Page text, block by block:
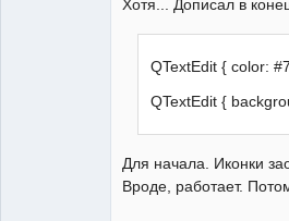
Хотя... Дописал в
QTextEdit { color:
QTextEdit {
Для начала. Иконки
Вроде, работает.